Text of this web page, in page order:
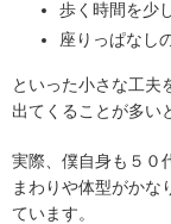
歩く時間を少
座りっぱなし
といった小さな工夫
出てくることが多い
実際、僕自身も５０
まわりや体型がかな
ています。